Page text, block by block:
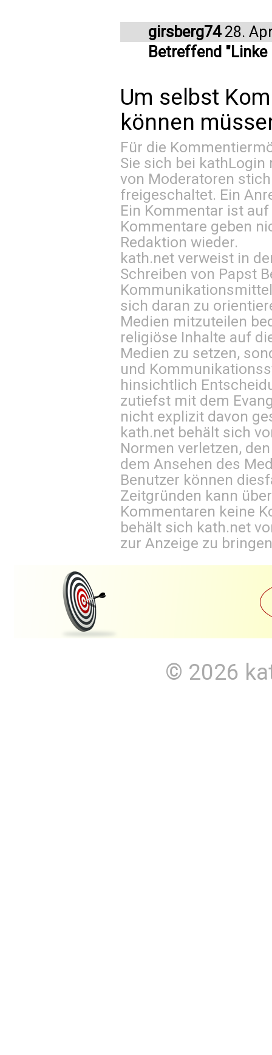
girsberg7428.
Betreffend "Linke
Um selbst
können
Für die
Sie sich bei kathLogin
von Moderatoren
freigeschaltet. Ein
Ein Kommentar ist
Kommentare geben
Redaktion wieder.
kath.net verweist in
Schreiben von Papst
sich daran zu
Medien mitzuteilen
religiöse Inhalte auf
Medien zu setzen,
und
hinsichtlich
zutiefst mit dem
nicht explizit davon
kath.net behält sich
Normen verletzen,
dem Ansehen des
Benutzer können
Zeitgründen kann
Kommentaren keine
behält sich kath.net
zur Anzeige zu
© 2026